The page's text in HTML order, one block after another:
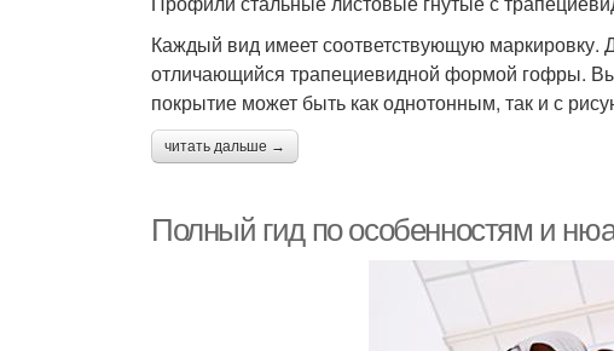
Каждый вид имеет соответствующую
отличающийся трапециевидной формой гофры.
покрытие может быть как однотонным, так и с
читать дальше →
Полный гид по особенностям и